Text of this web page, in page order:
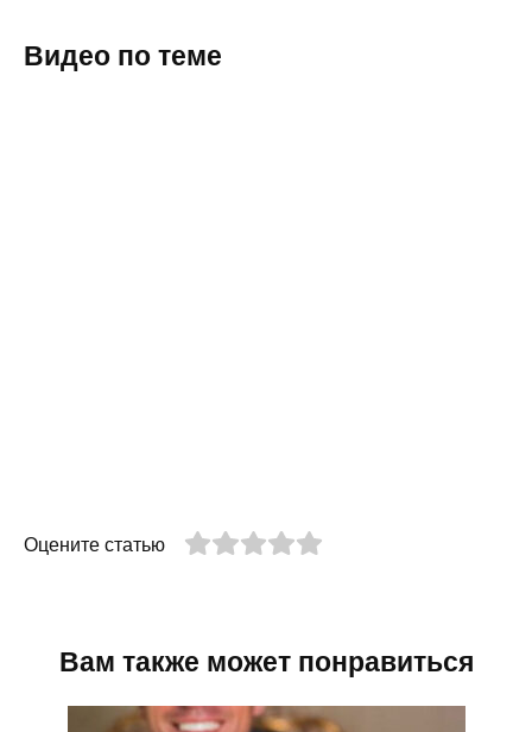
Видео по теме
Оцените статью
Вам также может понравиться